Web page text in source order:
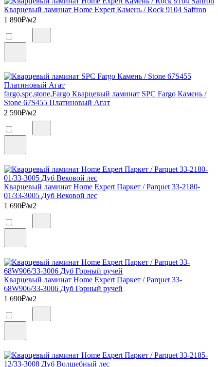
Кварцевый ламинат Home Expert Камень / Rock 9104 Saffron
1 890₽/м2
fargo,spc,stone,Fargo Кварцевый ламинат SPC Fargo Камень /
Stone 67S455 Платиновый Агат
2 590₽/м2
Кварцевый ламинат Home Expert Паркет / Parquet 33-2180-
01/33-3005 Дуб Вековой лес
1 690₽/м2
Кварцевый ламинат Home Expert Паркет / Parquet 33-
68W906/33-3006 Дуб Горный ручей
1 690₽/м2